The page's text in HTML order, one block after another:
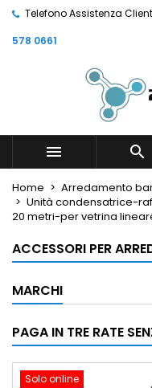
Telefono Assistenza
578 0661
 
Home Arredamento
Unità condensatrice-
20 metri-per vetrina
ACCESSORI PER
MARCHI
PAGA IN TRE RATE
Solo online